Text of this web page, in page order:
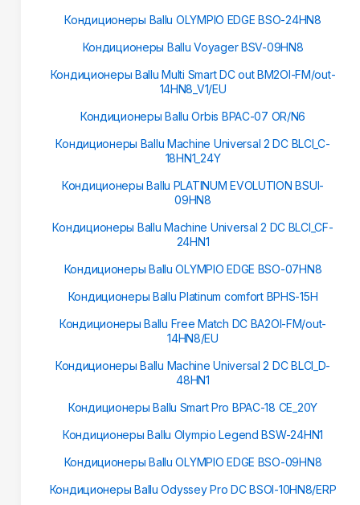
Кондиционеры Ballu OLYMPIO EDGE BSO-24HN8
Кондиционеры Ballu Voyager BSV-09HN8
Кондиционеры Ballu Multi Smart DC out BM2OI-FM/out-
14HN8_V1/EU
Кондиционеры Ballu Orbis BPAC-07 OR/N6
Кондиционеры Ballu Machine Universal 2 DC BLCI_C-
18HN1_24Y
Кондиционеры Ballu PLATINUM EVOLUTION BSUI-
09HN8
Кондиционеры Ballu Machine Universal 2 DC BLCI_CF-
24HN1
Кондиционеры Ballu OLYMPIO EDGE BSO-07HN8
Кондиционеры Ballu Platinum сomfort BPHS-15H
Кондиционеры Ballu Free Match DC BA2OI-FM/out-
14HN8/EU
Кондиционеры Ballu Machine Universal 2 DC BLCI_D-
48HN1
Кондиционеры Ballu Smart Pro BPAC-18 CE_20Y
Кондиционеры Ballu Olympio Legend BSW-24HN1
Кондиционеры Ballu OLYMPIO EDGE BSO-09HN8
Кондиционеры Ballu Odyssey Pro DC BSOI-10HN8/ERP